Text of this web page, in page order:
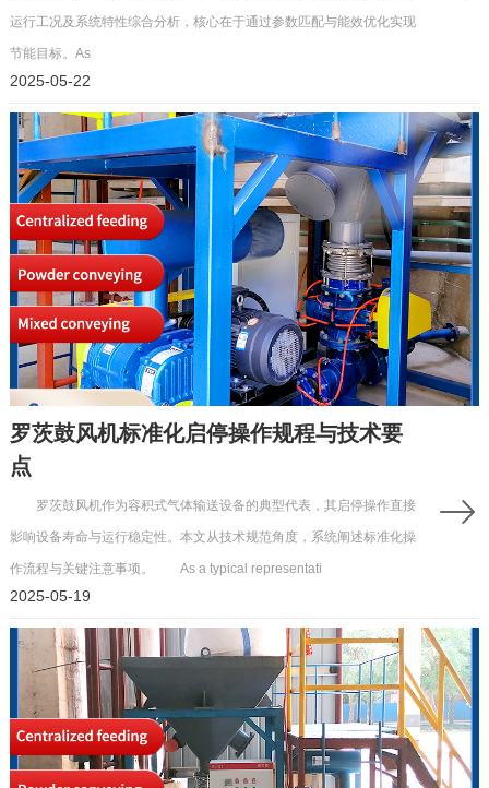
运行工况及系统特性综合分析，核心在于通过参数匹配与能效优化实现
节能目标。As
2025-05-22
罗茨鼓风机标准化启停操作规程与技术要
点
罗茨鼓风机作为容积式气体输送设备的典型代表，其启停操作直接
影响设备寿命与运行稳定性。本文从技术规范角度，系统阐述标准化操
作流程与关键注意事项。 As a typical representati
2025-05-19